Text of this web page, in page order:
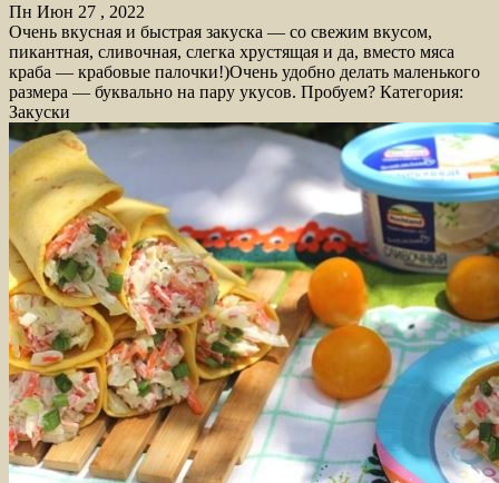
Пн Июн 27 , 2022
Очень вкусная и быстрая закуска — со свежим вкусом,
пикантная, сливочная, слегка хрустящая и да, вместо мяса
краба — крабовые палочки!)Очень удобно делать маленького
размера — буквально на пару укусов. Пробуем? Категория:
Закуски